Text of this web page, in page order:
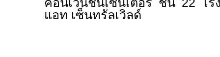
แอท เซ็นทรัลเวิลด์